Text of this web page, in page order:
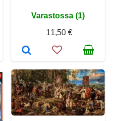
Varastossa (1)
11,50 €